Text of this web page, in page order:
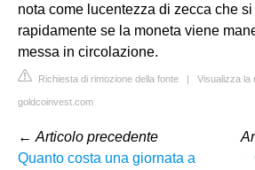
nota come lucentezza di zecca che
rapidamente se la moneta viene
messa in circolazione.
Richiesta di rimozione della fonte | Visualizza la
goldcoinvest.com
← Articolo precedente
Quanto costa una giornata a